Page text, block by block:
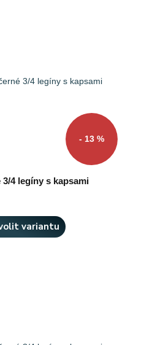
- 13 %
4 legíny s kapsami
variantu